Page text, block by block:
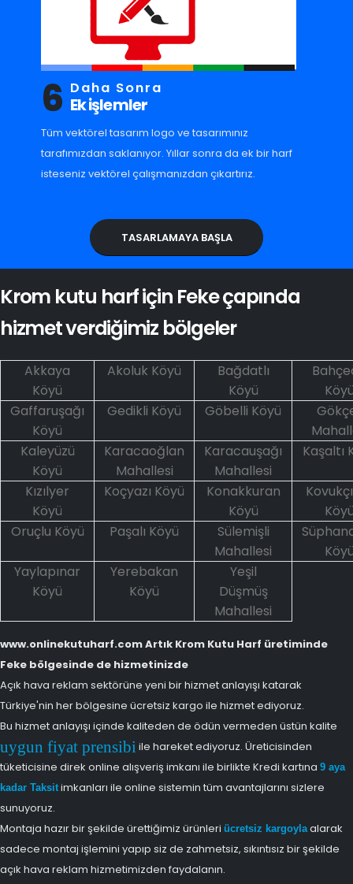
6 Daha Sonra
Ek işlemler
Tüm vektörel tasarım logo ve tasarımınız
tarafımızdan saklanıyor. Yıllar sonra da ek bir harf
isteseniz vektörel çalışmanızdan çıkartırız.
TASARLAMAYA BAŞLA
Krom kutu harf için Feke çapında
hizmet verdiğimiz bölgeler
Akkaya
Köyü
Akoluk Köyü
Bağdatlı
Köyü
Gaffaruşağı
Köyü
Gedikli Köyü Göbelli Köyü
Kaleyüzü
Köyü
Karacaoğlan
Mahallesi
Karacauşağı
Mahallesi
Kaşaltı
Kızılyer
Köyü
Koçyazı Köyü
Konakkuran
Köyü
Oruçlu Köyü
Paşalı Köyü
Sülemişli
Mahallesi
Yaylapınar
Köyü
Yerebakan
Köyü
Yeşil
Düşmüş
Mahallesi
www.onlinekutuharf.com Artık Krom Kutu Harf üretiminde
Feke bölgesinde de hizmetinizde
Açık hava reklam sektörüne yeni bir hizmet anlayışı katarak
Türkiye'nin her bölgesine ücretsiz kargo ile hizmet ediyoruz.
Bu hizmet anlayışı içinde kaliteden de ödün vermeden üstün kalite
uygun fiyat prensibi ile hareket ediyoruz. Üreticisinden
tüketicisine direk online alışveriş imkanı ile birlikte Kredi kartına 9 aya
kadar Taksitimkanları ile online sistemin tüm avantajlarını sizlere
sunuyoruz.
Montaja hazır bir şekilde ürettiğimiz ürünleri ücretsiz kargoylaalarak
sadece montaj işlemini yapıp siz de zahmetsiz, sıkıntısız bir şekilde
açık hava reklam hizmetimizden faydalanın.